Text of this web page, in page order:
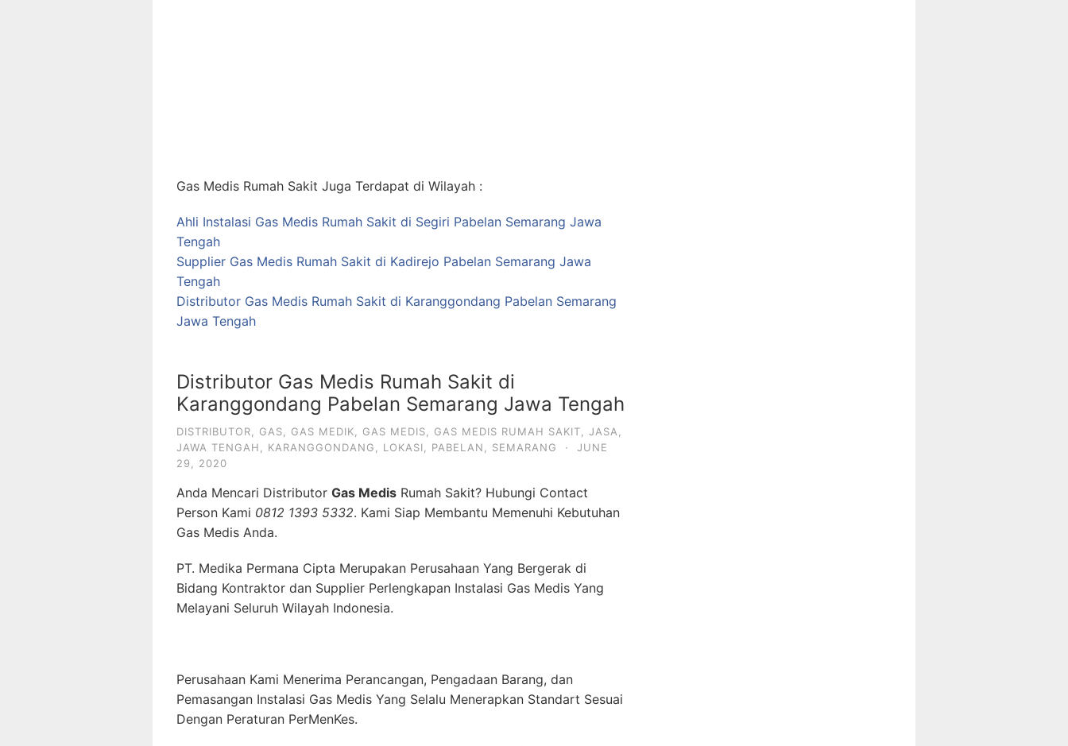
Gas Medis Rumah Sakit Juga Terdapat di Wilayah :
Ahli Instalasi Gas Medis Rumah Sakit di Segiri Pabelan Semarang Jawa
Tengah
Supplier Gas Medis Rumah Sakit di Kadirejo Pabelan Semarang Jawa
Tengah
Distributor Gas Medis Rumah Sakit di Karanggondang Pabelan Semarang
Jawa Tengah
Distributor Gas Medis Rumah Sakit di
Karanggondang Pabelan Semarang Jawa Tengah
DISTRIBUTOR GAS GAS MEDIK GAS MEDIS GAS MEDIS RUMAH SAKIT JASA
JAWA TENGAH
KARANGGONDANG LOKASI PABELAN SEMARANG ·
JUNE
29, 2020
Anda Mencari Distributor Gas Medis Rumah Sakit? Hubungi Contact
Person Kami 0812 1393 5332. Kami Siap Membantu Memenuhi Kebutuhan
Gas Medis Anda.
PT. Medika Permana Cipta Merupakan Perusahaan Yang Bergerak di
Bidang Kontraktor dan Supplier Perlengkapan Instalasi Gas Medis Yang
Melayani Seluruh Wilayah Indonesia.
Perusahaan Kami Menerima Perancangan, Pengadaan Barang, dan
Pemasangan Instalasi Gas Medis Yang Selalu Menerapkan Standart Sesuai
Dengan Peraturan PerMenKes.